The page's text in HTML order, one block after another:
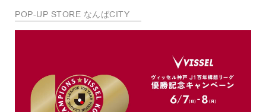
POP-UP STORE なんばCITY